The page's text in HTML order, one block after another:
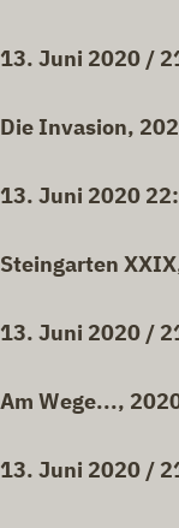
13. Juni 2020 /
Die Invasion,
13. Juni 2020
Steingarten
13. Juni 2020 /
Am Wege...,
13. Juni 2020 /